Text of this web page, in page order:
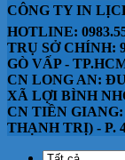
CÔNG TY IN
HOTLINE:
TRỤ SỞ CHÍNH:
GÒ VẤP -
CN LONG AN:
XÃ LỢI BÌNH
CN TIỀN GIANG:
THẠNH TRỊ) - P.